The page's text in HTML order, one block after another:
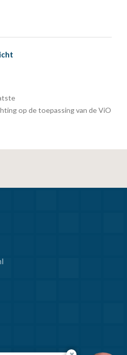
op de toepassing van de ViO